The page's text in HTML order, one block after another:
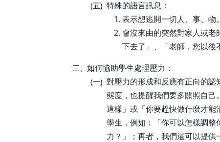
(五) 特殊的語言訊息：
表示想逃開一切人、事、物。
會沒來由的突然對家人或
下去了」、「老師，您以後
三、 如何協助學生處理壓力：
(一) 對壓力的形成和反應有正向的
態度，也提醒我們要多關照自
這樣」或「你要趕快做什麼才
學生，例如：「你可以怎樣調
力？」；再者，我們還可以提